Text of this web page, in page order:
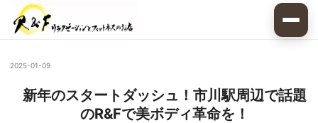
2025-01-09
新年のスタートダッシュ！市川駅周辺で話題
のR&Fで美ボディ革命を！